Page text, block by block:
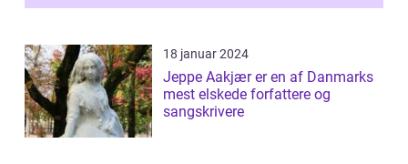
18 januar 2024
Jeppe Aakjær er en af Danmarks
mest elskede forfattere og
sangskrivere